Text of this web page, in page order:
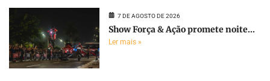
7 DE AGOSTO DE 2026
Show Força & Ação promete noite...
Ler mais »